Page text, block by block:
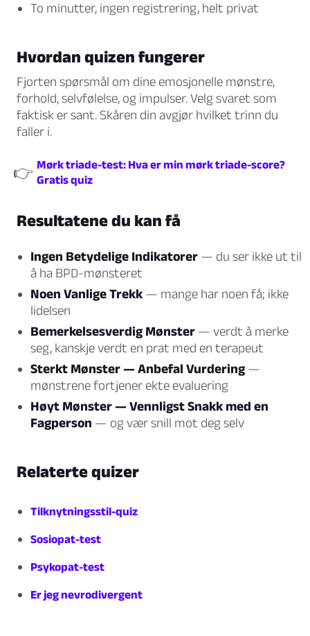
To minutter, ingen registrering, helt privat
Hvordan quizen fungerer
Fjorten spørsmål om dine emosjonelle mønstre,
forhold, selvfølelse, og impulser. Velg svaret som
faktisk er sant. Skåren din avgjør hvilket trinn du
faller i.
👉 Mørk triade-test: Hva er min mørk triade-score?
Gratis quiz
Resultatene du kan få
Ingen Betydelige Indikatorer — du ser ikke ut til
å ha BPD-mønsteret
Noen Vanlige Trekk— mange har noen få; ikke
lidelsen
Bemerkelsesverdig Mønster — verdt å merke
seg, kanskje verdt en prat med en terapeut
Sterkt Mønster — Anbefal Vurdering —
mønstrene fortjener ekte evaluering
Høyt Mønster — Vennligst Snakk med en
Fagperson — og vær snill mot deg selv
Relaterte quizer
Tilknytningsstil-quiz
Sosiopat-test
Psykopat-test
Er jeg nevrodivergent